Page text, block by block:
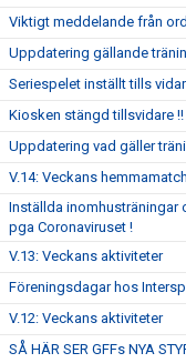
Viktigt meddelande från
Uppdatering gällande
Seriespelet inställt tills
Kiosken stängd tillsvidare !!
Uppdatering vad gäller
V.14: Veckans
Inställda inomhusträningar
pga Coronaviruset !
V.13: Veckans aktiviteter
Föreningsdagar hos
V.12: Veckans aktiviteter
SÅ HÄR SER GFFs NYA